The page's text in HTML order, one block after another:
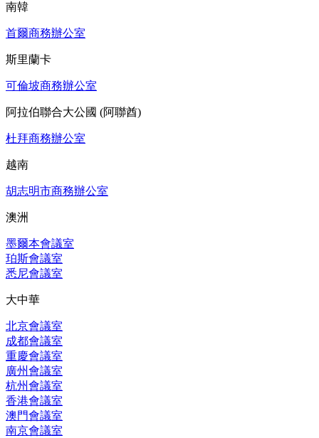
南韓
首爾商務辦公室
斯里蘭卡
可倫坡商務辦公室
阿拉伯聯合大公國 (阿聯酋)
杜拜商務辦公室
越南
胡志明市商務辦公室
澳洲
墨爾本會議室
珀斯會議室
悉尼會議室
大中華
北京會議室
成都會議室
重慶會議室
廣州會議室
杭州會議室
香港會議室
澳門會議室
南京會議室